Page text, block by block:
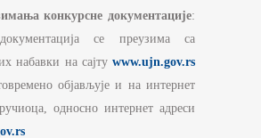
конкурсне документације:
се преузима са
набавки на сајту www.ujn.gov.rs
објављује и на интернет
односно интернет адреси